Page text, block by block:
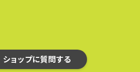
ショップに質問する